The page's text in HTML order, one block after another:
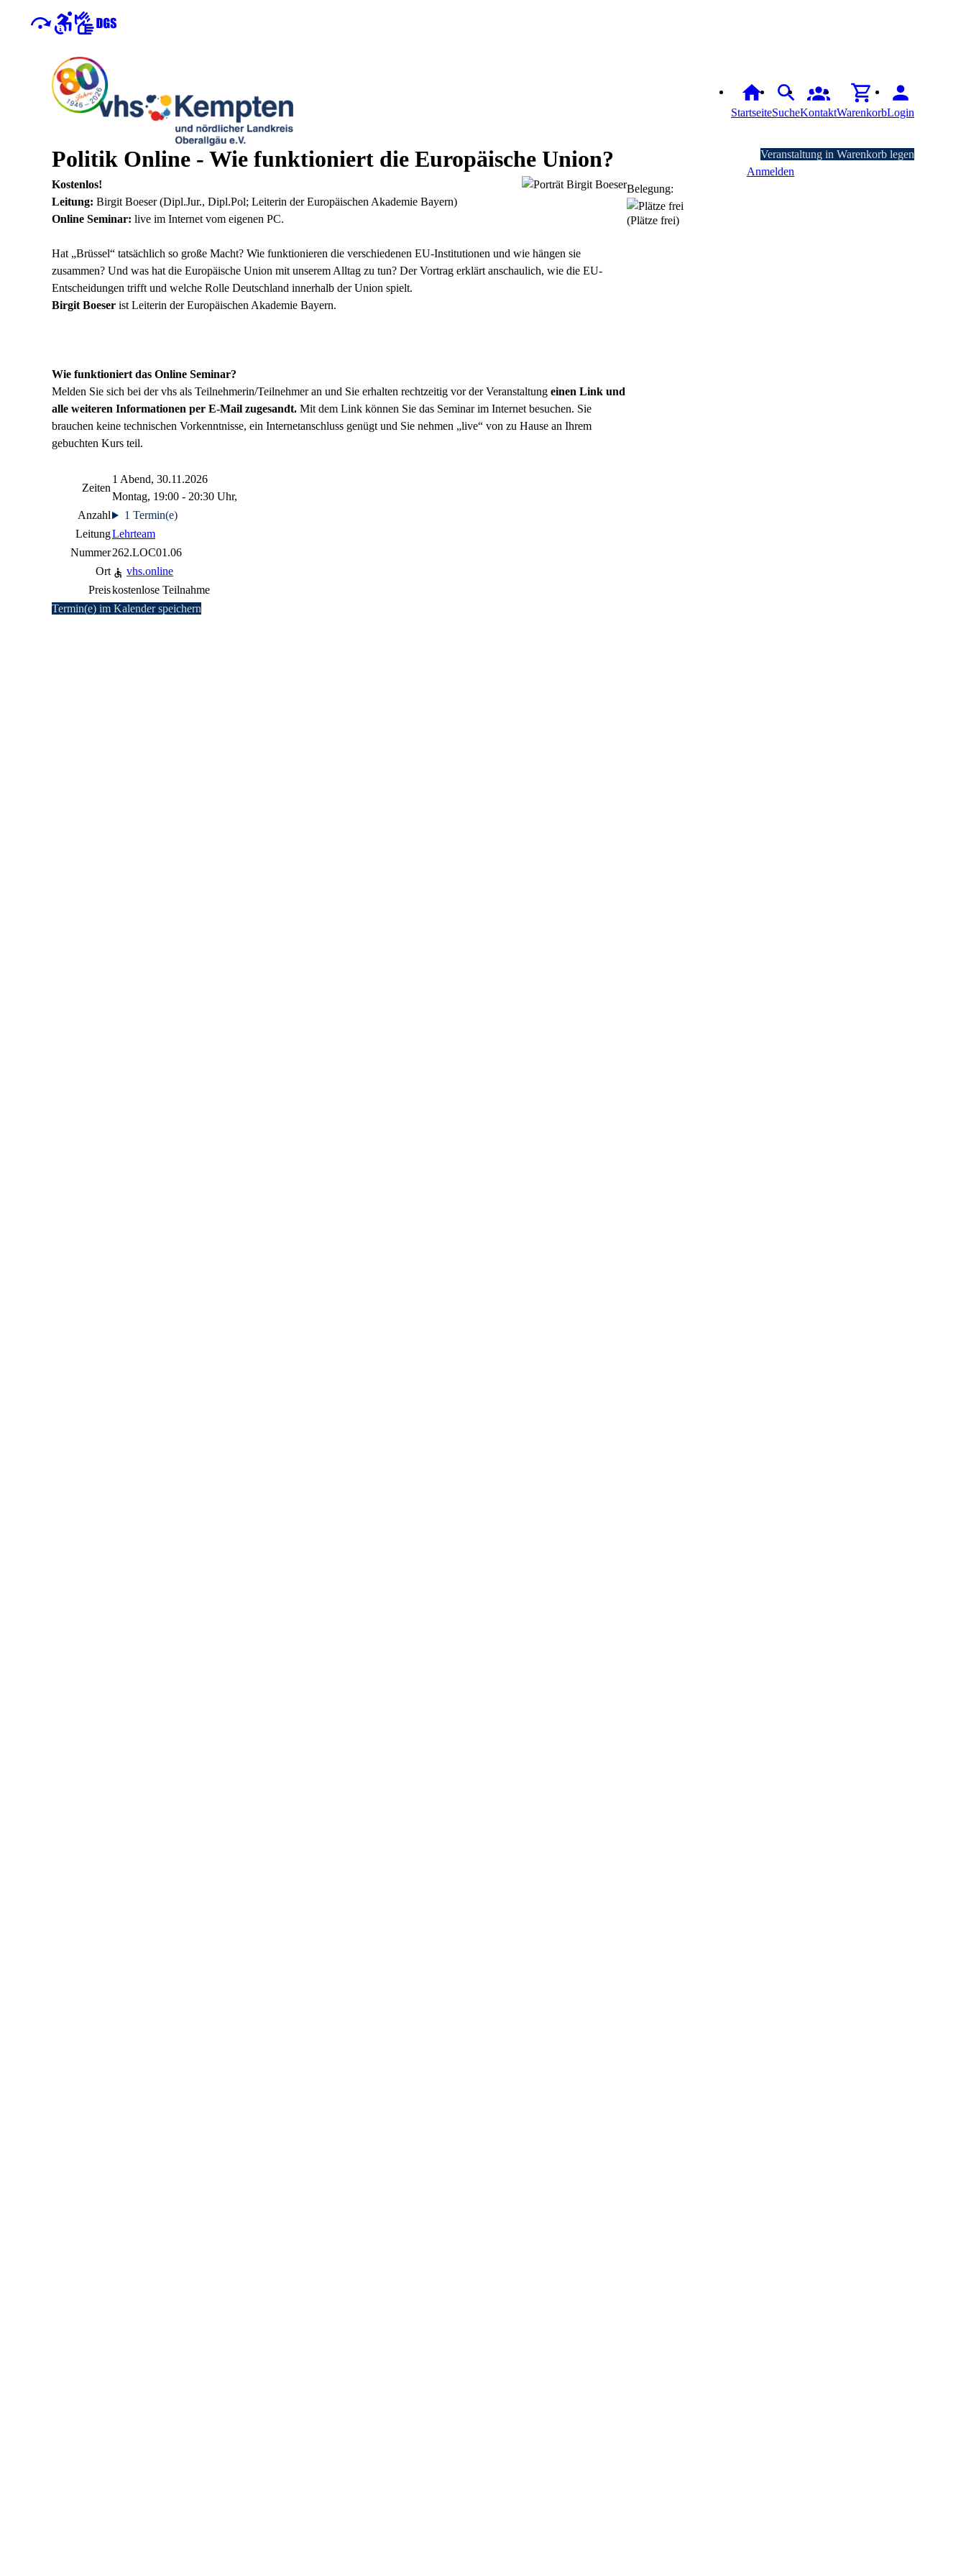
StartseiteSucheKontaktWarenkorbLogin
Politik Online - Wie funktioniert die Europäische Union?
Kostenlos!
Leitung: Birgit Boeser (Dipl.Jur., Dipl.Pol; Leiterin der Europäischen Akademie Bayern)
Online Seminar: live im Internet vom eigenen PC.
Hat „Brüssel“ tatsächlich so große Macht? Wie funktionieren die verschiedenen EU-Institutionen und wie hängen sie
zusammen? Und was hat die Europäische Union mit unserem Alltag zu tun? Der Vortrag erklärt anschaulich, wie die EU-
Entscheidungen trifft und welche Rolle Deutschland innerhalb der Union spielt.
Birgit Boeser ist Leiterin der Europäischen Akademie Bayern.
Wie funktioniert das Online Seminar?
Melden Sie sich bei der vhs als Teilnehmerin/Teilnehmer an und Sie erhalten rechtzeitig vor der Veranstaltung einen Link und
alle weiteren Informationen per E-Mail zugesandt. Mit dem Link können Sie das Seminar im Internet besuchen. Sie
brauchen keine technischen Vorkenntnisse, ein Internetanschluss genügt und Sie nehmen „live“ von zu Hause an Ihrem
gebuchten Kurs teil.
Zeiten
1 Abend, 30.11.2026
Montag, 19:00 - 20:30 Uhr,
Anzahl
1 Termin(e)
LeitungLehrteam
Nummer262.LOC01.06
Ort
vhs.online
Preiskostenlose Teilnahme
Veranstaltung in Warenkorb legen
Anmelden
Belegung:
(Plätze frei)
Termin(e) im Kalender speichern